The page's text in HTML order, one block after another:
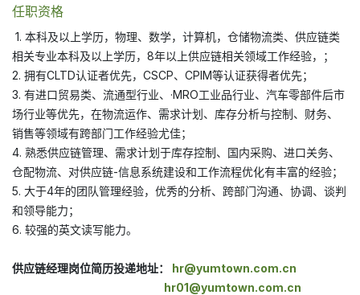
任职资格
1. 本科及以上学历，物理、数学，计算机，仓储物流类、供应链类
相关专业本科及以上学历，8年以上供应链相关领域工作经验，；
2. 拥有CLTD认证者优先，CSCP、CPIM等认证获得者优先；
3. 有进口贸易类、流通型行业、·MRO工业品行业、汽车零部件后市
场行业等优先，在物流运作、需求计划、库存分析与控制、财务、
销售等领域有跨部门工作经验尤佳；
4. 熟悉供应链管理、需求计划于库存控制、国内采购、进口关务、
仓配物流、对供应链-信息系统建设和工作流程优化有丰富的经验；
5. 大于4年的团队管理经验，优秀的分析、跨部门沟通、协调、谈判
和领导能力；
6. 较强的英文读写能力。
供应链经理岗位简历投递地址： hr@yumtown.com.cn
hr01@yumtown.com.cn